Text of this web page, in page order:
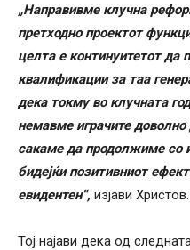
„Направивме клучна
претходно проектот
целта е континуитетот да
квалификации за таа
дека токму во клучната
немавме играчите
сакаме да продолжиме со
бидејќи позитивниот
евидентен“, изјави Христов.
Тој најави дека од